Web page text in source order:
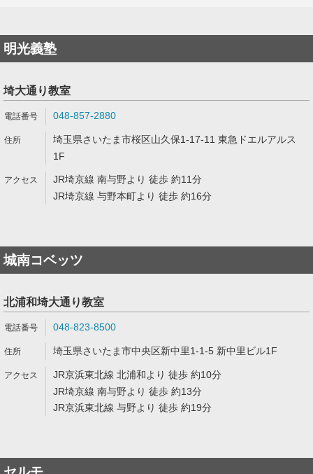
明光義塾
埼大通り教室
048-857-2880
埼玉県さいたま市桜区山久保1-17-11 東急ドエルアルス
1F
JR埼京線 南与野より 徒歩 約11分
JR埼京線 与野本町より 徒歩 約16分
城南コベッツ
北浦和埼大通り教室
048-823-8500
埼玉県さいたま市中央区新中里1-1-5 新中里ビル1F
JR京浜東北線 北浦和より 徒歩 約10分
JR埼京線 南与野より 徒歩 約13分
JR京浜東北線 与野より 徒歩 約19分